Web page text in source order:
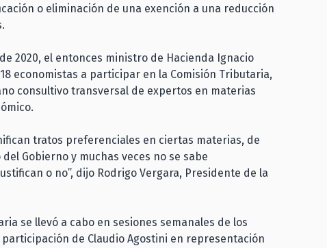
o eliminación de una exención a una reducción
2020, el entonces ministro de Hacienda Ignacio
economistas a participar en la Comisión Tributaria,
consultivo transversal de expertos en materias
tratos preferenciales en ciertas materias, de
Gobierno y muchas veces no se sabe
o no”, dijo Rodrigo Vergara, Presidente de la
se llevó a cabo en sesiones semanales de los
de Claudio Agostini en representación